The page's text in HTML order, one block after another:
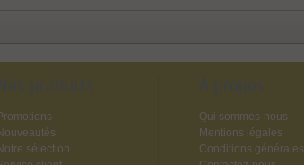
produits
sélection
A propos
Qui sommes-nous
Mentions légales
Conditions générales